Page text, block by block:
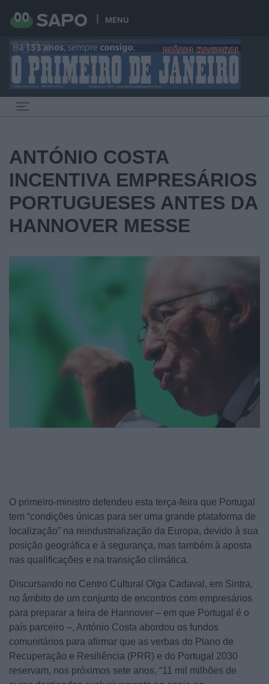
MENU
ANTÓNIO COSTA
INCENTIVA EMPRESÁRIOS
PORTUGUESES ANTES DA
HANNOVER MESSE
O primeiro-ministro defendeu esta terça-feira que Portugal
tem “condições únicas para ser uma grande plataforma de
localização” na reindustrialização da Europa, devido à sua
posição geográfica e à segurança, mas também à aposta
nas qualificações e na transição climática.
Discursando no Centro Cultural Olga Cadaval, em Sintra,
no âmbito de um conjunto de encontros com empresários
para preparar a feira de Hannover – em que Portugal é o
país parceiro –, António Costa abordou os fundos
comunitários para afirmar que as verbas do Plano de
Recuperação e Resiliência (PRR) e do Portugal 2030
reservam, nos próximos sete anos, “11 mil milhões de